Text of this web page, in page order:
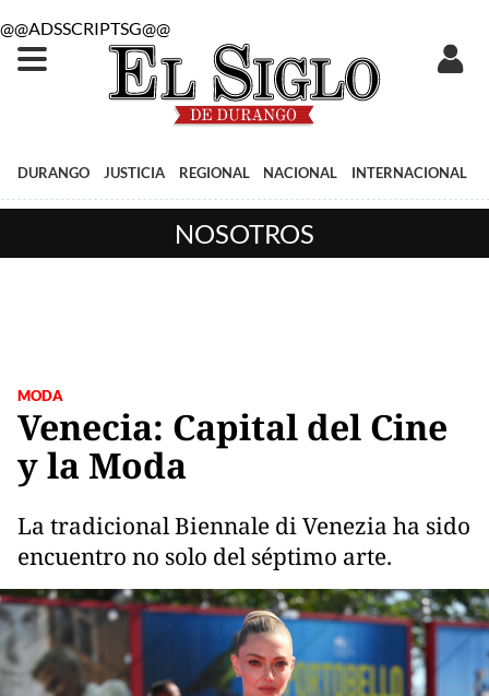
@@ADSSCRIPTSG@@
DURANGO JUSTICIA REGIONAL NACIONAL INTERNACIONAL
NOSOTROS
MODA
Venecia: Capital del Cine
y la Moda
La tradicional Biennale di Venezia ha sido
encuentro no solo del séptimo arte.